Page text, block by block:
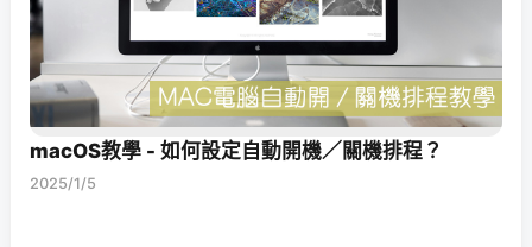
macOS教學 - 如何設定自動開機／關機排程？
2025/1/5